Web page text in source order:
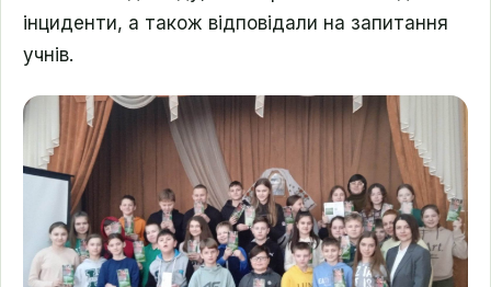
інциденти, а також відповідали на запитання
учнів.